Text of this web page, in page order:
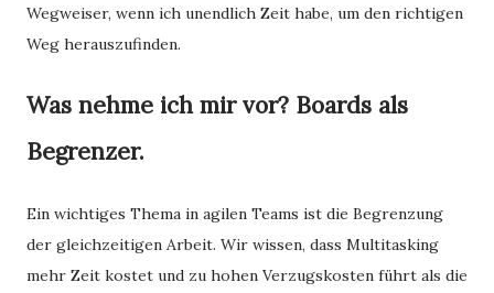
Wegweiser, wenn ich unendlich Zeit habe, um den richtigen
Weg herauszufinden.
Was nehme ich mir vor? Boards als
Begrenzer.
Ein wichtiges Thema in agilen Teams ist die Begrenzung
der gleichzeitigen Arbeit. Wir wissen, dass Multitasking
mehr Zeit kostet und zu hohen Verzugskosten führt als die